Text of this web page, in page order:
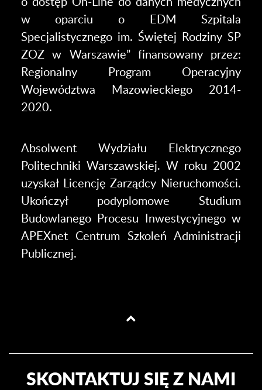
w oparciu o EDM Szpitala
Specjalistycznego im. Świętej Rodziny SP
ZOZ w Warszawie” finansowany przez:
Regionalny Program Operacyjny
Województwa Mazowieckiego 2014-
2020.
Absolwent Wydziału Elektrycznego
Politechniki Warszawskiej. W roku 2002
uzyskał Licencję Zarządcy Nieruchomości.
Ukończył podyplomowe Studium
Budowlanego Procesu Inwestycyjnego w
APEXnet Centrum Szkoleń Administracji
Publicznej.
SKONTAKTUJ SIĘ Z NAMI